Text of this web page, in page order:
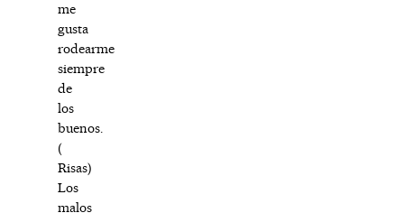
me
gusta
rodearme
siempre
de
los
buenos.
(
Risas)
Los
malos